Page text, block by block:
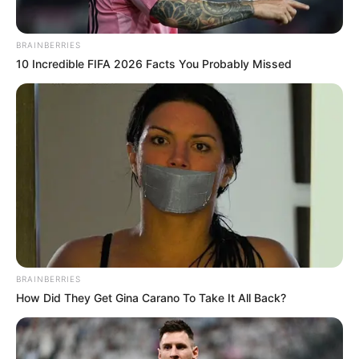
Χαλκίδας
Εύβοια: Θλίψη για γνωστό επαγγελματία που
έφυγε ξαφνικά από την ζωή
Εύβοια: Θλίψη για γνωστό επαγγελματία που
έφυγε από την ζωή
Ακολουθήστε το evianews.com στο
ΤΑ ΠΙΟ ΔΗΜΟΦΙΛΗ
BRAINBERRIES
10 Incredible FIFA 2026 Facts You Probably Missed
BRAINBERRIES
How Did They Get Gina Carano To Take It All Back?